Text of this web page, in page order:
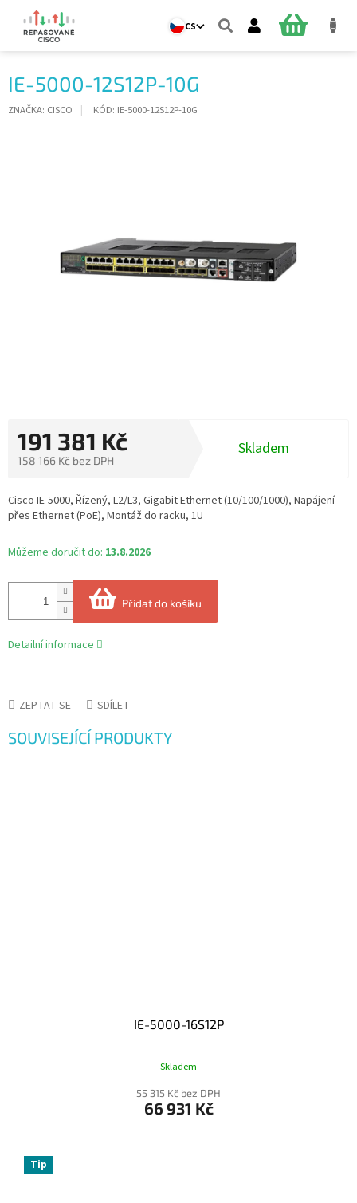
obsah
CS
NÁKUPNÍ
IE-5000-12S12P-10G
ZNAČKA: CISCO KÓD: IE-5000-12S12P-10G
191 381 Kč
158 166 Kč bez DPH
cena:
Skladem
Můžeme doručit do: 13.8.2026
Přidat do košíku
Cisco IE-5000, Řízený, L2/L3, Gigabit Ethernet (10/100/1000), Napájení
přes Ethernet (PoE), Montáž do racku, 1U
Detailní informace
ZEPTAT SE SDÍLET
SOUVISEJÍCÍ PRODUKTY
IE-5000-16S12P
Skladem
55 315 Kč bez DPH
66 931 Kč
Tip